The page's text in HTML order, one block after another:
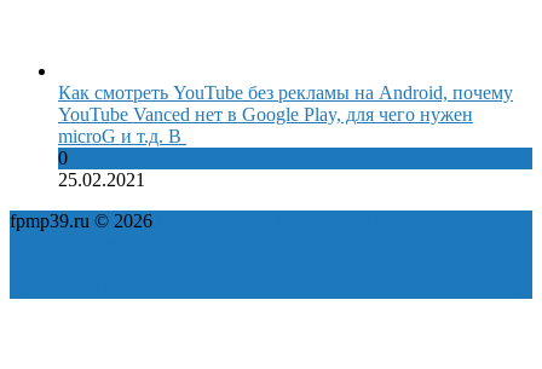
Как смотреть YouTube без рекламы на Android, почему
YouTube Vanced нет в Google Play, для чего нужен
microG и т.д. В
0
25.02.2021
fpmp39.ru © 2026